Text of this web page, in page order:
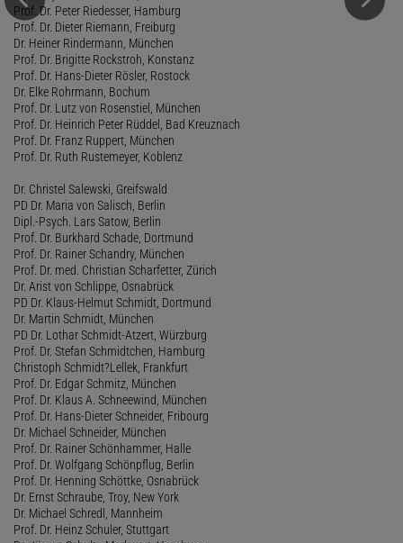
Prof. Dr. Peter Riedesser, Hamburg
Prof. Dr. Dieter Riemann, Freiburg
Dr. Heiner Rindermann, München
Prof. Dr. Brigitte Rockstroh, Konstanz
Prof. Dr. Hans-Dieter Rösler, Rostock
Dr. Elke Rohrmann, Bochum
Prof. Dr. Lutz von Rosenstiel, München
Prof. Dr. Heinrich Peter Rüddel, Bad Kreuznach
Prof. Dr. Franz Ruppert, München
Prof. Dr. Ruth Rustemeyer, Koblenz
Dr. Christel Salewski, Greifswald
PD Dr. Maria von Salisch, Berlin
Dipl.-Psych. Lars Satow, Berlin
Prof. Dr. Burkhard Schade, Dortmund
Prof. Dr. Rainer Schandry, München
Prof. Dr. med. Christian Scharfetter, Zürich
Dr. Arist von Schlippe, Osnabrück
PD Dr. Klaus-Helmut Schmidt, Dortmund
Dr. Martin Schmidt, München
PD Dr. Lothar Schmidt-Atzert, Würzburg
Prof. Dr. Stefan Schmidtchen, Hamburg
Christoph Schmidt?Lellek, Frankfurt
Prof. Dr. Edgar Schmitz, München
Prof. Dr. Klaus A. Schneewind, München
Prof. Dr. Hans-Dieter Schneider, Fribourg
Dr. Michael Schneider, München
Prof. Dr. Rainer Schönhammer, Halle
Prof. Dr. Wolfgang Schönpflug, Berlin
Prof. Dr. Henning Schöttke, Osnabrück
Dr. Ernst Schraube, Troy, New York
Dr. Michael Schredl, Mannheim
Prof. Dr. Heinz Schuler, Stuttgart